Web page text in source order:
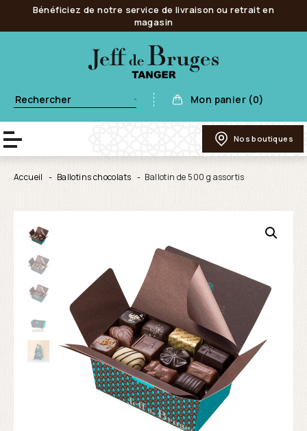
Bénéficiez de notre service de livraison ou retrait en
magasin
Mon panier (0)
Nos boutiques
Accueil Ballotins chocolats Ballotin de 500 g assortis